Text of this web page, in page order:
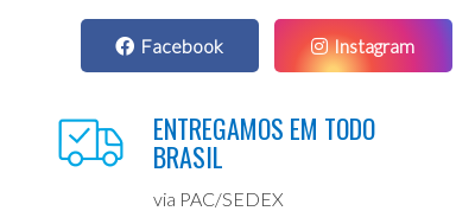
Facebook Instagram
ENTREGAMOS EM TODO
BRASIL
via PAC/SEDEX